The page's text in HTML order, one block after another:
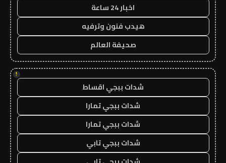
اخبار 24 ساعة
هيدب فنون وترفيه
صحيفة العالم
!
شدات ببجي اقساط
شدات ببجي تمارا
شدات ببجي تمارا
شدات ببجي تابي